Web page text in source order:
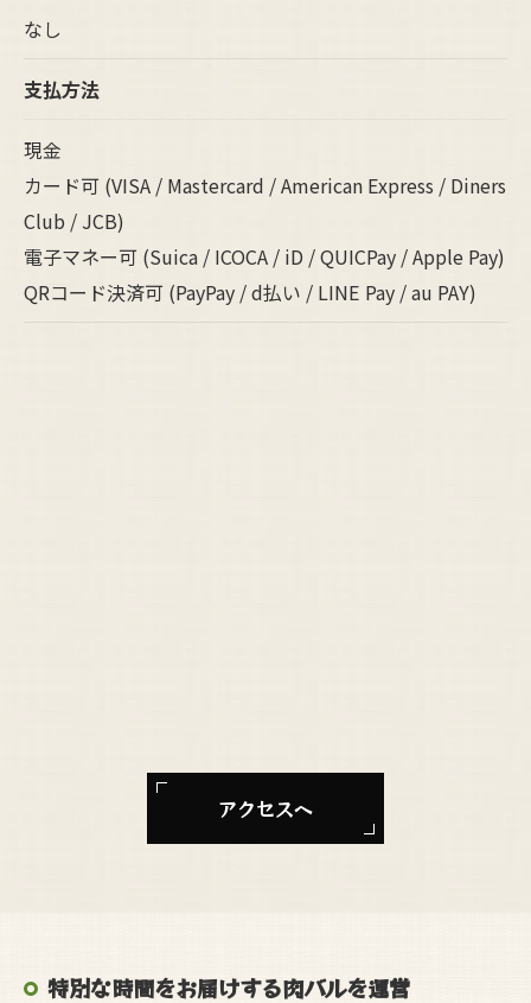
なし
支払方法
現金
カード可 (VISA / Mastercard / American Express / Diners
Club / JCB)
電子マネー可 (Suica / ICOCA / iD / QUICPay / Apple Pay)
QRコード決済可 (PayPay / d払い / LINE Pay / au PAY)
アクセスへ
特別な時間をお届けする肉バルを運営